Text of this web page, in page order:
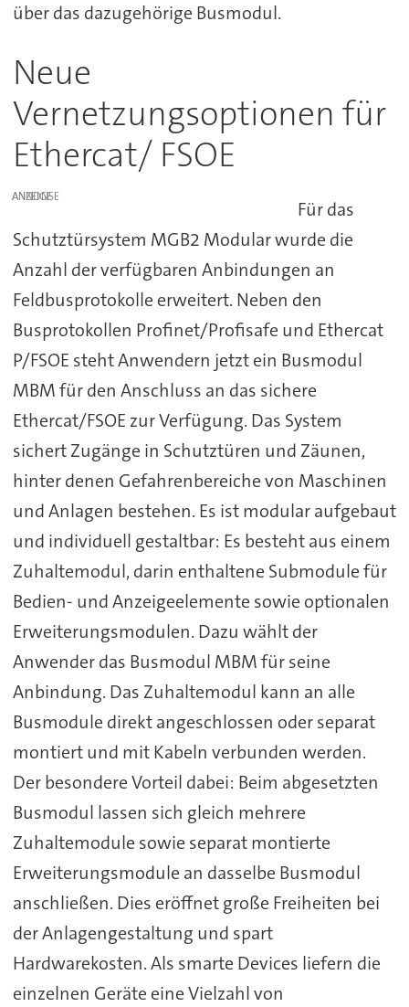
über das dazugehörige Busmodul.
Neue
Vernetzungsoptionen für
Ethercat/ FSOE
ANZEIGE
Für das
Schutztürsystem MGB2 Modular wurde die
Anzahl der verfügbaren Anbindungen an
Feldbusprotokolle erweitert. Neben den
Busprotokollen Profinet/Profisafe und Ethercat
P/FSOE steht Anwendern jetzt ein Busmodul
MBM für den Anschluss an das sichere
Ethercat/FSOE zur Verfügung. Das System
sichert Zugänge in Schutztüren und Zäunen,
hinter denen Gefahrenbereiche von Maschinen
und Anlagen bestehen. Es ist modular aufgebaut
und individuell gestaltbar: Es besteht aus einem
Zuhaltemodul, darin enthaltene Submodule für
Bedien- und Anzeigeelemente sowie optionalen
Erweiterungsmodulen. Dazu wählt der
Anwender das Busmodul MBM für seine
Anbindung. Das Zuhaltemodul kann an alle
Busmodule direkt angeschlossen oder separat
montiert und mit Kabeln verbunden werden.
Der besondere Vorteil dabei: Beim abgesetzten
Busmodul lassen sich gleich mehrere
Zuhaltemodule sowie separat montierte
Erweiterungsmodule an dasselbe Busmodul
anschließen. Dies eröffnet große Freiheiten bei
der Anlagengestaltung und spart
Hardwarekosten. Als smarte Devices liefern die
einzelnen Geräte eine Vielzahl von